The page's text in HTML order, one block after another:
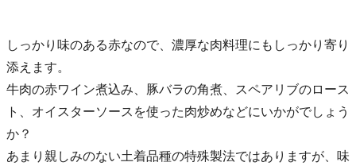
しっかり味のある赤なので、濃厚な肉料理にもしっかり寄り
添えます。
牛肉の赤ワイン煮込み、豚バラの角煮、スペアリブのロース
ト、オイスターソースを使った肉炒めなどにいかがでしょう
か？
あまり親しみのない土着品種の特殊製法ではありますが、味